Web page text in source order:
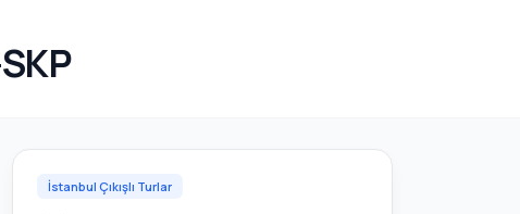
İstanbul Çıkışlı Turlar